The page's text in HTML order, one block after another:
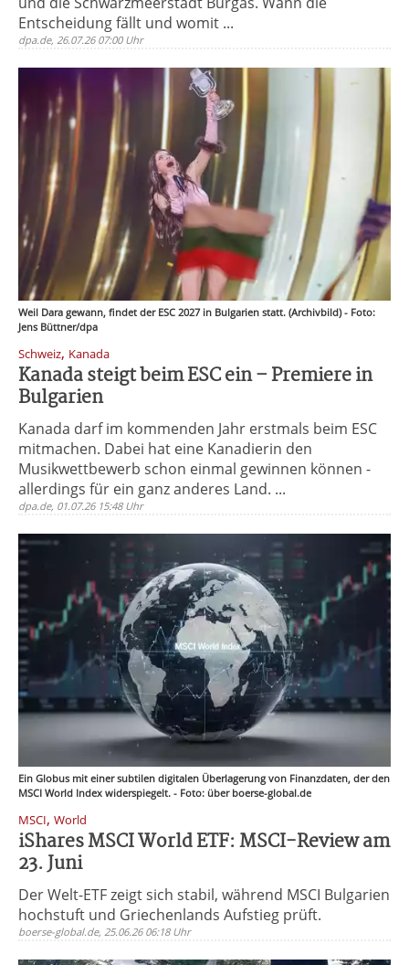
Entscheidung fällt und womit ...
dpa.de, 26.07.26 07:00 Uhr
Weil Dara gewann, findet der ESC 2027 in Bulgarien statt. (Archivbild) - Foto:
Jens Büttner/dpa
Schweiz, Kanada
Kanada steigt beim ESC ein – Premiere in
Bulgarien
Kanada darf im kommenden Jahr erstmals beim ESC
mitmachen. Dabei hat eine Kanadierin den
Musikwettbewerb schon einmal gewinnen können -
allerdings für ein ganz anderes Land. ...
dpa.de, 01.07.26 15:48 Uhr
Ein Globus mit einer subtilen digitalen Überlagerung von Finanzdaten, der den
MSCI World Index widerspiegelt. - Foto: über boerse-global.de
MSCI, World
iShares MSCI World ETF: MSCI-Review am
23. Juni
Der Welt-ETF zeigt sich stabil, während MSCI Bulgarien
hochstuft und Griechenlands Aufstieg prüft.
boerse-global.de, 25.06.26 06:18 Uhr